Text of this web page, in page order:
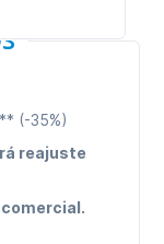
(-35%)
reajuste